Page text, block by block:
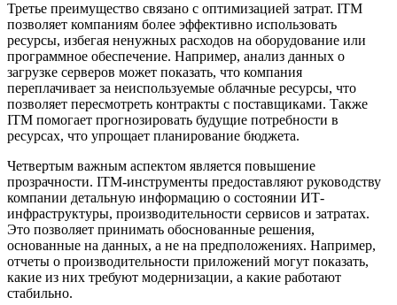
Третье преимущество связано с оптимизацией затрат. ITM
позволяет компаниям более эффективно использовать
ресурсы, избегая ненужных расходов на оборудование или
программное обеспечение. Например, анализ данных о
загрузке серверов может показать, что компания
переплачивает за неиспользуемые облачные ресурсы, что
позволяет пересмотреть контракты с поставщиками. Также
ITM помогает прогнозировать будущие потребности в
ресурсах, что упрощает планирование бюджета.
Четвертым важным аспектом является повышение
прозрачности. ITM-инструменты предоставляют руководству
компании детальную информацию о состоянии ИТ-
инфраструктуры, производительности сервисов и затратах.
Это позволяет принимать обоснованные решения,
основанные на данных, а не на предположениях. Например,
отчеты о производительности приложений могут показать,
какие из них требуют модернизации, а какие работают
стабильно.